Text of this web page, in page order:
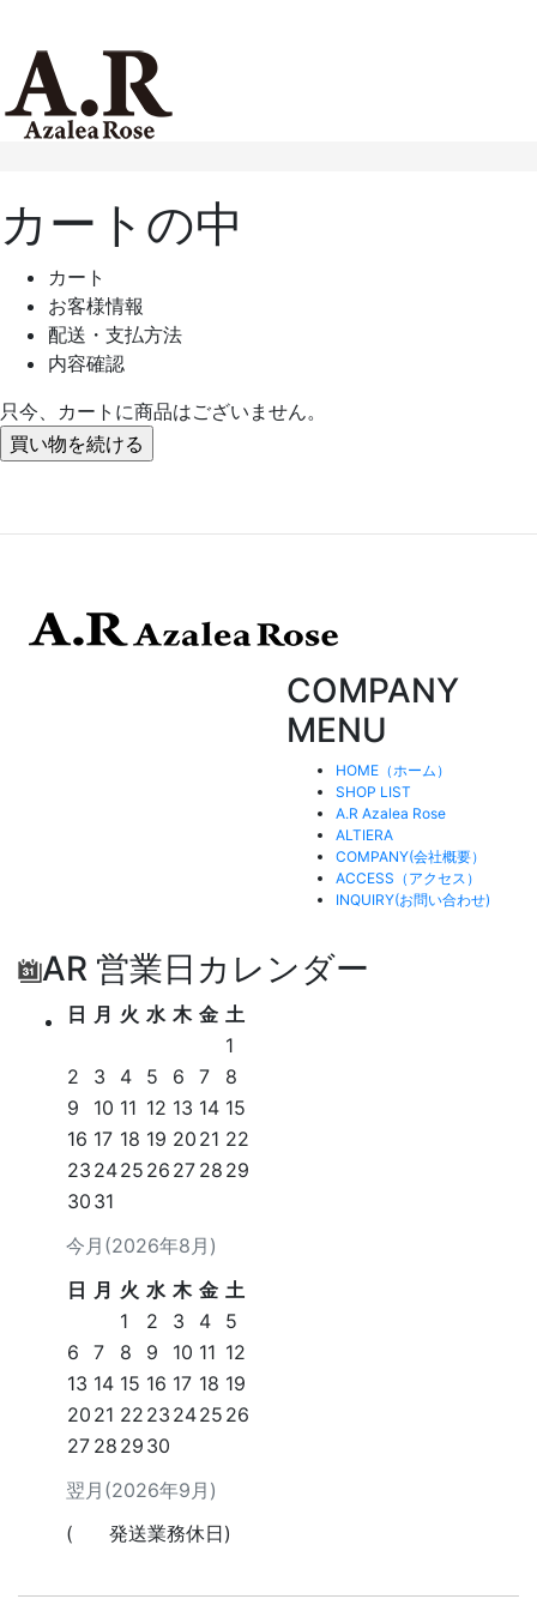
カートの中
カート
お客様情報
配送・支払方法
内容確認
只今、カートに商品はございません。
COMPANY
MENU
HOME（ホーム）
SHOP LIST
A.R Azalea Rose
ALTIERA
COMPANY(会社概要）
ACCESS（アクセス）
INQUIRY(お問い合わせ)
AR 営業日カレンダー
今月(2026年8月)
日 月 火 水 木 金 土
1
2
3 4 5 6 7
8
9
10 11 12 13 14 15
16 17 18 19 20 21 22
23 2425 26 27 28 29
30 31
翌月(2026年9月)
日 月 火 水 木 金 土
1
2 3 4
5
6
7 8 9 10 11 12
13 14 15 16 17 18 19
20 21 22 23 2425 26
27 28 29 30
( 発送業務休日)